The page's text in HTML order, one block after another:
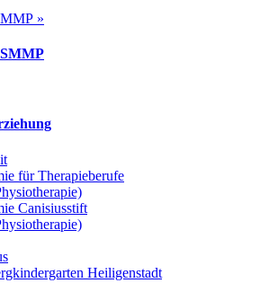
»
für Therapieberufe
Canisiusstift
Heiligenstadt